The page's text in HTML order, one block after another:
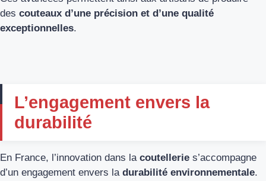
des couteaux d’une précision et d’une qualité
exceptionnelles.
L’engagement envers la
durabilité
En France, l’innovation dans la coutellerie s’accompagne
d’un engagement envers la durabilité environnementale.